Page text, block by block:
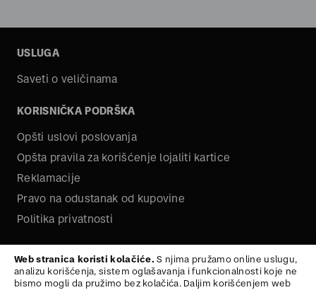
USLUGA
Saveti o veličinama
KORISNIČKA PODRŠKA
Opšti uslovi poslovanja
Opšta pravila za korišćenje lojaliti kartice
Reklamacije
Pravo na odustanak od kupovine
Politika privatnosti
Kariera
Web stranica koristi kolačiće. S njima pružamo online uslugu,
analizu korišćenja, sistem oglašavanja i funkcionalnosti koje ne
bismo mogli da pružimo bez kolačića. Daljim korišćenjem web